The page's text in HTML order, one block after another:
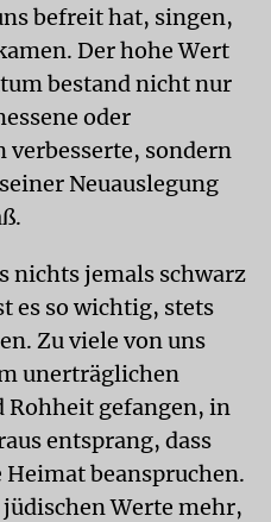
befreit hat, singen,
Der hohe Wert
bestand nicht nur
oder
verbesserte, sondern
Neuauslegung
nichts jemals schwarz
es so wichtig, stets
Zu viele von uns
unerträglichen
Rohheit gefangen, in
entsprang, dass
beanspruchen.
Werte mehr,